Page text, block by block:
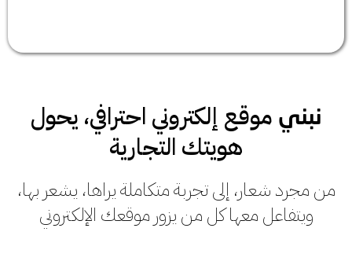
نبني موقع إلكتروني احترافي، يحول
هويتك التجارية
من مجرد شعار، إلى تجربة متكاملة يراها، يشعر بها،
ويتفاعل معها كل من يزور موقعك الإلكتروني